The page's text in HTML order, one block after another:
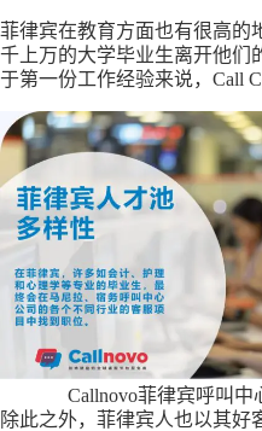
菲律宾在教育方面也有很高的
千上万的大学毕业生离开他们
于第一份工作经验来说，Call
Callnovo菲律宾呼叫
除此之外，菲律宾人也以其好